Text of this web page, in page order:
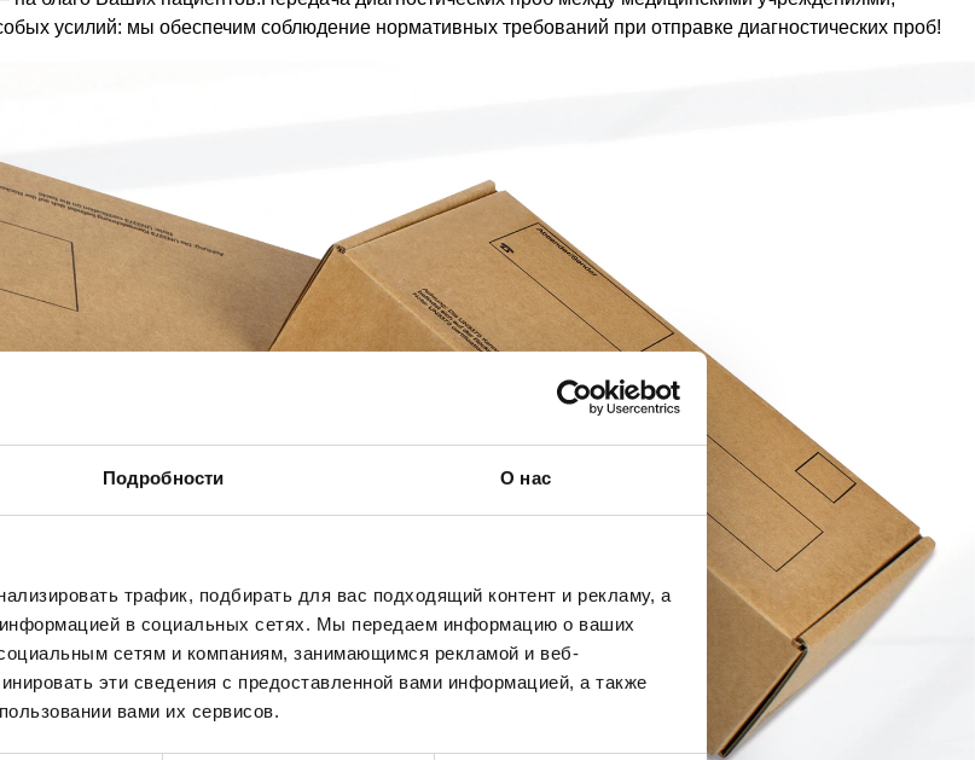
Подробности О нас
трафик, подбирать для вас подходящий контент и рекламу, а
в социальных сетях. Мы передаем информацию о ваших
сетям и компаниям, занимающимся рекламой и веб-
эти сведения с предоставленной вами информацией, а также
вами их сервисов.
усилий: мы обеспечим соблюдение нормативных требований при отправке диагностических проб!